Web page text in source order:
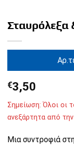
Σταυρόλεξα
€3,50
Σημείωση: Όλοι οι
ανεξάρτητα από
Μια συντροφιά